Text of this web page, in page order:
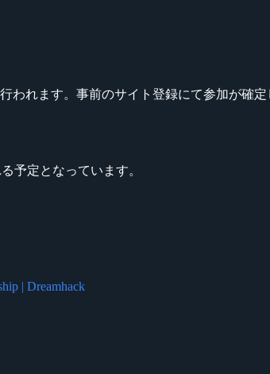
われます。事前のサイト登録にて参加が確
予定となっています。
| Dreamhack